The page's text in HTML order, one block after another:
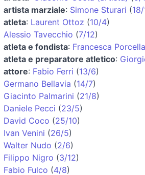
artista marziale: Simone Sturari (18/
atleta: Laurent Ottoz (10/4)
Alessio Tavecchio (7/12)
atleta e fondista: Francesca
atleta e preparatore atletico:
attore: Fabio Ferri (13/6)
Germano Bellavia (14/7)
Giacinto Palmarini (21/8)
Daniele Pecci (23/5)
David Coco (25/10)
Ivan Venini (26/5)
Walter Nudo (2/6)
Filippo Nigro (3/12)
Fabio Fulco (4/8)